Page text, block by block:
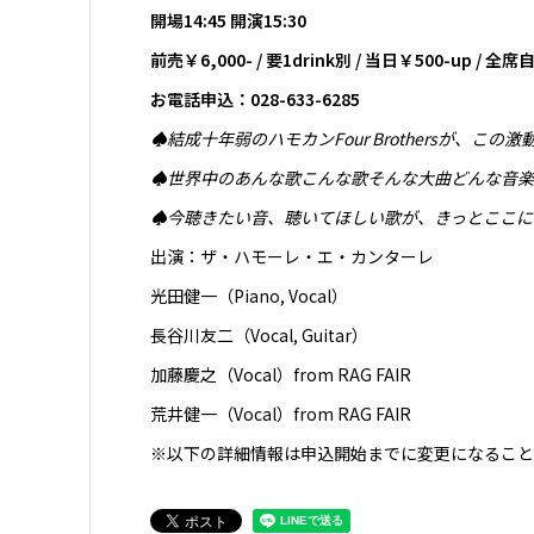
開場14:45 開演15:30
前売￥6,000- / 要1drink別 / 当日￥500-up / 全席
お電話申込：028-633-6285
♠結成十年弱のハモカンFour Brothersが、この激
♠世界中のあんな歌こんな歌そんな大曲どんな音
♠今聴きたい音、聴いてほしい歌が、きっとこ
出演：ザ・ハモーレ・エ・カンターレ
光田健一（Piano, Vocal）
長谷川友二（Vocal, Guitar）
加藤慶之（Vocal）from RAG FAIR
荒井健一（Vocal）from RAG FAIR
※以下の詳細情報は申込開始までに変更になるこ